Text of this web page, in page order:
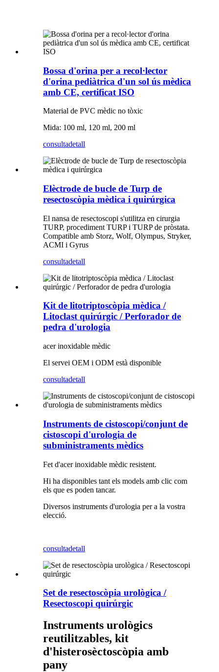
Bossa d'orina per a recol·lector
d'orina pediàtrica d'un sol ús mèdica
amb CE, certificat ISO
Material de PVC mèdic no tòxic
Mida: 100 ml, 120 ml, 200 ml
consultadetall
Elèctrode de bucle de Turp de
resectoscòpia mèdica i quirúrgica
El nansa de resectoscopi s'utilitza en cirurgia
TURP, procediment TURP i TURP de pròstata.
Compatible amb Storz, Wolf, Olympus, Stryker,
ACMI i Gyrus
consultadetall
Kit de litotriptoscòpia mèdica /
Litoclast quirúrgic / Perforador de
pedra d'urologia
acer inoxidable mèdic
El servei OEM i ODM està disponible
consultadetall
Instruments de cistoscopi/conjunt de
cistoscopi d'urologia de
subministraments mèdics
Fet d'acer inoxidable mèdic resistent.
Hi ha disponibles tant els models amb clic com
els que es poden tancar.
Diversos instruments d'urologia per a la vostra
elecció.
consultadetall
Set de resectoscòpia urològica /
Resectoscopi quirúrgic
Instruments urològics
reutilitzables, kit
d'histerosèctoscòpia amb
pany